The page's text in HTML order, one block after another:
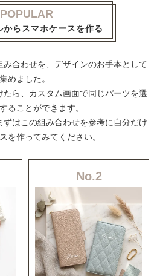
POPULAR
からスマホケースを作る
み合わせを、デザインのお手本として
集めました。
ら、カスタム画面で同じパーツを選
ることができます。
はこの組み合わせを参考に自分だけ
を作ってみてください。
No.2